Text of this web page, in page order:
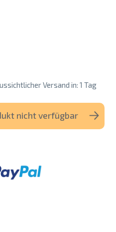
Versand in: 1 Tag
nicht verfügbar